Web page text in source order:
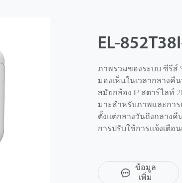
EL-
ภาพรวมของระบบ ซีรีส์
มองเห็นในเวลากลางคื
สมัยกล้อง IP สตาร์ไลท์
มาะสําหรับภาพและการ
ตั้งแต่กลางวันถึงกลางคื
การปรับใช้การแจ้งเตื
เป็นการเพิ่มประสิทธิภา
กลยุทธ์การเข้ารหัสเช่น
ข้อมูล
เพิ่ม